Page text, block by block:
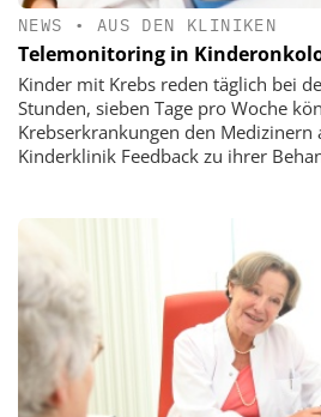
NEWS • AUS DEN KLINIKEN
Telemonitoring in
Kinder mit Krebs reden täglich bei
Stunden, sieben Tage pro Woche
Krebserkrankungen den Medizinern
Kinderklinik Feedback zu ihrer